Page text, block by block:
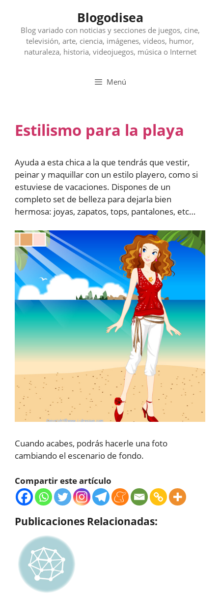
contenido
Blogodisea
Blog variado con noticias y secciones de juegos, cine,
televisión, arte, ciencia, imágenes, videos, humor,
naturaleza, historia, videojuegos, música o Internet
Menú
Estilismo para la playa
Ayuda a esta chica a la que tendrás que vestir,
peinar y maquillar con un estilo playero, como si
estuviese de vacaciones. Dispones de un
completo set de belleza para dejarla bien
hermosa: joyas, zapatos, tops, pantalones, etc…
Cuando acabes, podrás hacerle una foto
cambiando el escenario de fondo.
Compartir este artículo
Publicaciones Relacionadas: